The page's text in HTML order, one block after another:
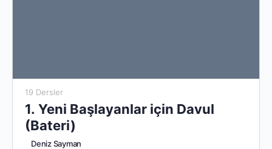
19 Dersler
1. Yeni Başlayanlar için Davul
(Bateri)
Deniz Sayman